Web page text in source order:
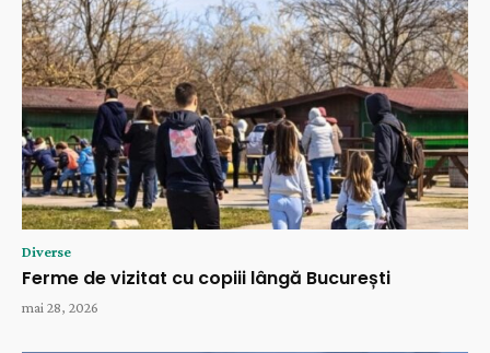
Diverse
Ferme de vizitat cu copiii lângă București
mai 28, 2026